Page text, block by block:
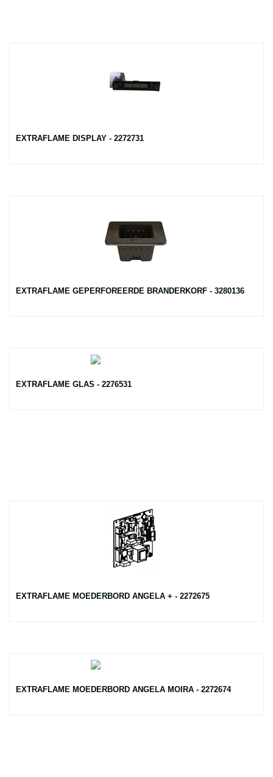
EXTRAFLAME DISPLAY - 2272731
EXTRAFLAME GEPERFOREERDE BRANDERKORF - 3280136
EXTRAFLAME GLAS - 2276531
EXTRAFLAME MOEDERBORD ANGELA + - 2272675
EXTRAFLAME MOEDERBORD ANGELA MOIRA - 2272674